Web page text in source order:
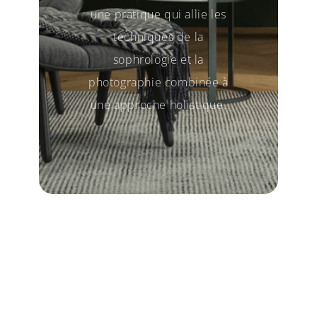
une pratique qui allie les
techniques de la
sophrologie et la
photographie combinée à
une approche holistique.